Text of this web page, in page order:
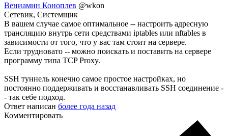
Вениамин Коноплев @wkon
Сетевик, Системщик
В вашем случае самое оптимальное -- настроить адресную
трансляцию внутрь сети средствами iptables или nftables в
зависимости от того, что у вас там стоит на сервере.
Если трудновато -- можно поискать и поставить на сервере
программу типа TCP Proxy.
SSH туннель конечно самое простое настройках, но
постоянно поддерживать и восстанавливать SSH соединение -
- так себе подход.
Ответ написан более года назад
Комментировать